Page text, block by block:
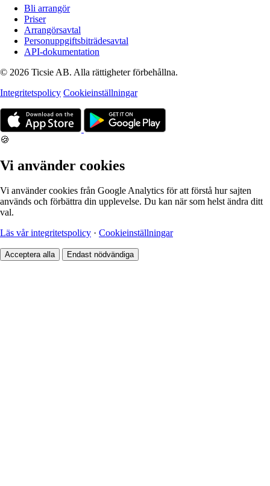
Bli arrangör
Priser
Arrangörsavtal
Personuppgiftsbiträdesavtal
API-dokumentation
© 2026 Ticsie AB. Alla rättigheter förbehållna.
Integritetspolicy Cookieinställningar
🍪
Vi använder cookies
Vi använder cookies från Google Analytics för att förstå hur sajten
används och förbättra din upplevelse. Du kan när som helst ändra ditt
val.
Läs vår integritetspolicy · Cookieinställningar
Acceptera alla Endast nödvändiga